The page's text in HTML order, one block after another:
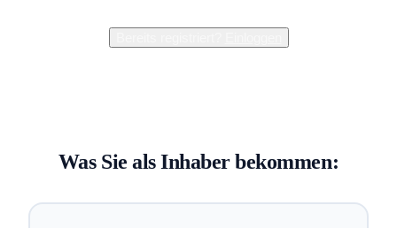
Was Sie als Inhaber bekommen: